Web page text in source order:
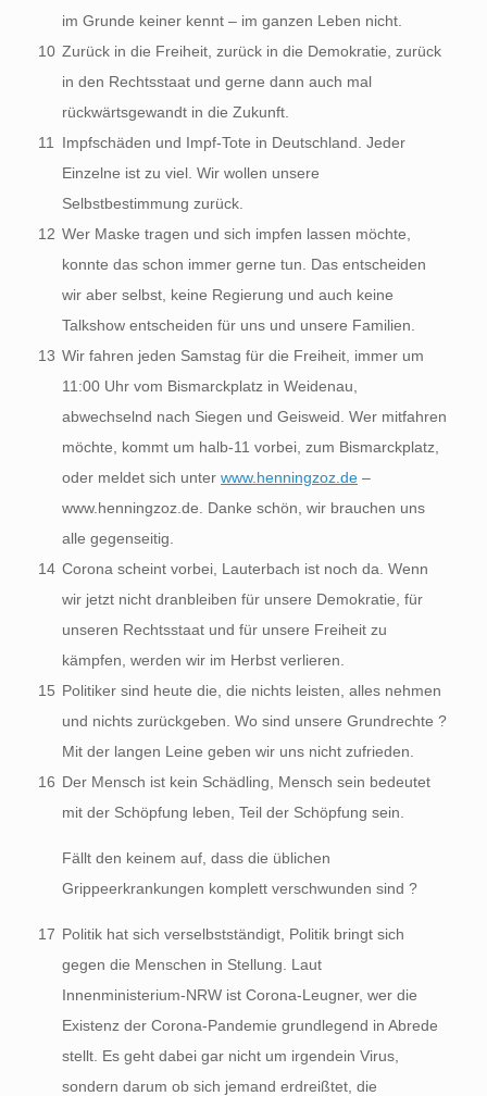
im Grunde keiner kennt – im ganzen Leben nicht.
10 Zurück in die Freiheit, zurück in die Demokratie, zurück
in den Rechtsstaat und gerne dann auch mal
rückwärtsgewandt in die Zukunft.
11
Impfschäden und Impf-Tote in Deutschland. Jeder
Einzelne ist zu viel. Wir wollen unsere
Selbstbestimmung zurück.
12 Wer Maske tragen und sich impfen lassen möchte,
konnte das schon immer gerne tun. Das entscheiden
wir aber selbst, keine Regierung und auch keine
Talkshow entscheiden für uns und unsere Familien.
13 Wir fahren jeden Samstag für die Freiheit, immer um
11:00 Uhr vom Bismarckplatz in Weidenau,
abwechselnd nach Siegen und Geisweid. Wer mitfahren
möchte, kommt um halb-11 vorbei, zum Bismarckplatz,
oder meldet sich unter www.henningzoz.de –
www.henningzoz.de. Danke schön, wir brauchen uns
alle gegenseitig.
14 Corona scheint vorbei, Lauterbach ist noch da. Wenn
wir jetzt nicht dranbleiben für unsere Demokratie, für
unseren Rechtsstaat und für unsere Freiheit zu
kämpfen, werden wir im Herbst verlieren.
15 Politiker sind heute die, die nichts leisten, alles nehmen
und nichts zurückgeben. Wo sind unsere Grundrechte ?
Mit der langen Leine geben wir uns nicht zufrieden.
16 Der Mensch ist kein Schädling, Mensch sein bedeutet
mit der Schöpfung leben, Teil der Schöpfung sein.
Fällt den keinem auf, dass die üblichen
Grippeerkrankungen komplett verschwunden sind ?
17 Politik hat sich verselbstständigt, Politik bringt sich
gegen die Menschen in Stellung. Laut
Innenministerium-NRW ist Corona-Leugner, wer die
Existenz der Corona-Pandemie grundlegend in Abrede
stellt. Es geht dabei gar nicht um irgendein Virus,
sondern darum ob sich jemand erdreißtet, die